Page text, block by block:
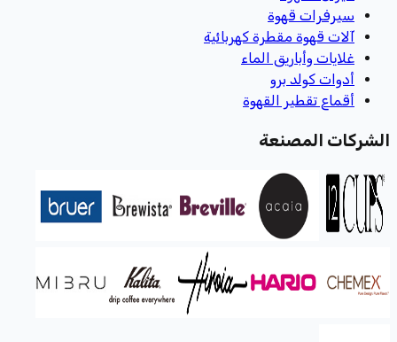
سيرفرات قهوة
آلات قهوة مقطرة كهربائية
غلايات وأباريق الماء
أدوات كولد برو
أقماع تقطير القهوة
الشركات المصنعة